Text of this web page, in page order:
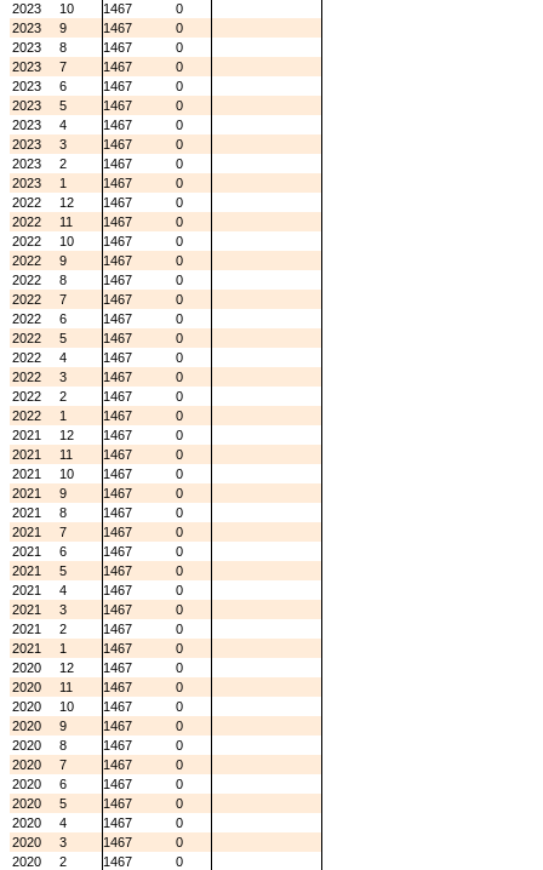
2023
10 1467
0
2023
9 1467
0
2023
8 1467
0
2023
7 1467
0
2023
6 1467
0
2023
5 1467
0
2023
4 1467
0
2023
3 1467
0
2023
2 1467
0
2023
1 1467
0
2022
12 1467
0
2022
11 1467
0
2022
10 1467
0
2022
9 1467
0
2022
8 1467
0
2022
7 1467
0
2022
6 1467
0
2022
5 1467
0
2022
4 1467
0
2022
3 1467
0
2022
2 1467
0
2022
1 1467
0
2021
12 1467
0
2021
11 1467
0
2021
10 1467
0
2021
9 1467
0
2021
8 1467
0
2021
7 1467
0
2021
6 1467
0
2021
5 1467
0
2021
4 1467
0
2021
3 1467
0
2021
2 1467
0
2021
1 1467
0
2020
12 1467
0
2020
11 1467
0
2020
10 1467
0
2020
9 1467
0
2020
8 1467
0
2020
7 1467
0
2020
6 1467
0
2020
5 1467
0
2020
4 1467
0
2020
3 1467
0
2020
2 1467
0